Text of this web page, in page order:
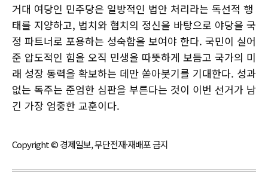
거대 여당인 민주당은 일방적인 법안 처리라는 독선적 행
태를 지양하고, 법치와 협치의 정신을 바탕으로 야당을 국
정 파트너로 포용하는 성숙함을 보여야 한다. 국민이 실어
준 압도적인 힘을 오직 민생을 따뜻하게 보듬고 국가의 미
래 성장 동력을 확보하는 데만 쏟아붓기를 기대한다. 성과
없는 독주는 준엄한 심판을 부른다는 것이 이번 선거가 남
긴 가장 엄중한 교훈이다.
Copyright © 경제일보, 무단전재·재배포 금지